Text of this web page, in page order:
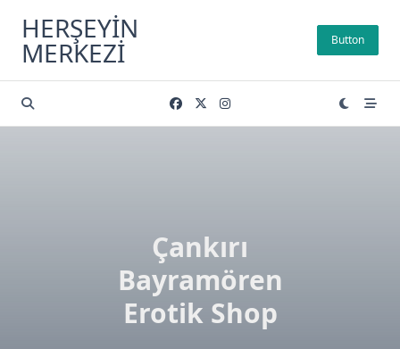
content
HERŞEYIN
MERKEZI Button
Çankırı
Bayramören
Erotik Shop